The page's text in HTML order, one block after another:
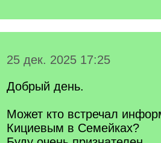
25 дек. 2025 17:25
Добрый день.
Может кто встречал
Кициевым в Семейках?